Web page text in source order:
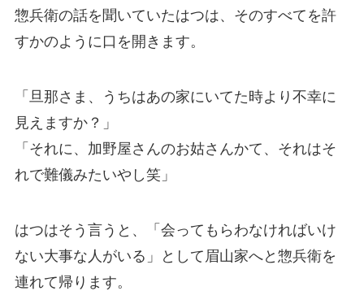
惣兵衛の話を聞いていたはつは、そのすべてを許
すかのように口を開きます。
「旦那さま、うちはあの家にいてた時より不幸に
見えますか？」
「それに、加野屋さんのお姑さんかて、それはそ
れで難儀みたいやし笑」
はつはそう言うと、「会ってもらわなければいけ
ない大事な人がいる」として眉山家へと惣兵衛を
連れて帰ります。